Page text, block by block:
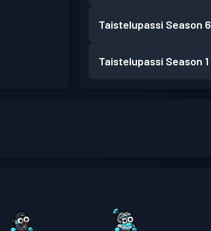
Taistelupassi Season 6
Taistelupassi Season 1